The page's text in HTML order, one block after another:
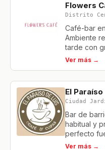
Flowers
Café-bar
Ambiente
tarde con
Ver más →
El
Ciudad
Bar de
habitual y
perfecto
Ver más →